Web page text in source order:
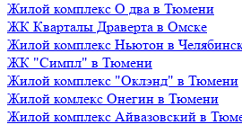
Жилой комплекс О два в Тюмени
ЖК Кварталы Драверта в Омске
Жилой комплекс Ньютон в
ЖК "Симпл" в Тюмени
Жилой комплекс "Оклэнд" в Тюмени
Жилой комлекс Онегин в Тюмени
Жилой комплекс Айвазовский в